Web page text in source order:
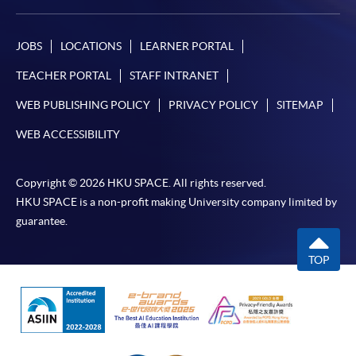
JOBS LOCATIONS LEARNER PORTAL
TEACHER PORTAL STAFF INTRANET
WEB PUBLISHING POLICY PRIVACY POLICY SITEMAP
WEB ACCESSIBILITY
Copyright © 2026 HKU SPACE. All rights reserved.
HKU SPACE is a non-profit making University company limited by
guarantee.
TOP